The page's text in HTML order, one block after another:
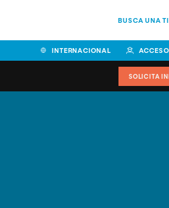
BUSCA UNA
INTERNACIONAL
SOLICITA